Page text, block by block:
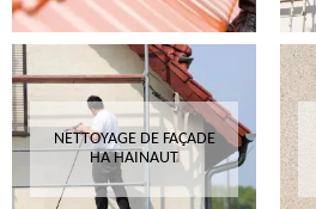
NETTOYAGE DE FAÇADE
HA HAINAUT